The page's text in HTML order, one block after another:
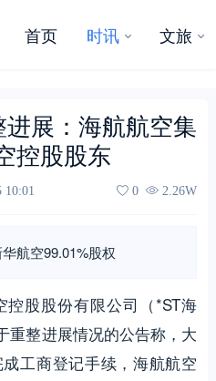
首页 时讯 文旅
展：海航航空集
控股股东
10:01 0 2.26W
航空99.01%股权
控股股份有限公司（*ST海
重整进展情况的公告称，大
工商登记手续，海航航空